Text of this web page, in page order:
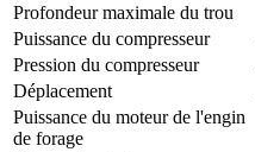
Profondeur maximale du trou
Puissance du compresseur
Pression du compresseur
Déplacement
Puissance du moteur de l'engin
de forage